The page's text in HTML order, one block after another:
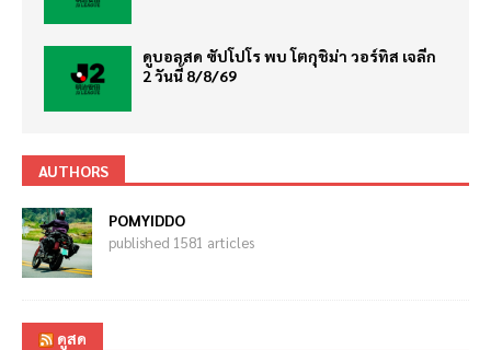
ดูบอลสด ซัปโปโร พบ โตกุชิม่า วอร์ทิส เจลีก
2 วันนี้ 8/8/69
AUTHORS
POMYIDDO
published 1581 articles
ดูสด